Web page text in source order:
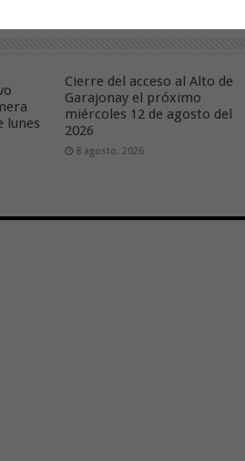
lunes
Cierre del acceso al Alto de
Garajonay el próximo
miércoles 12 de agosto del
2026
8 agosto, 2026